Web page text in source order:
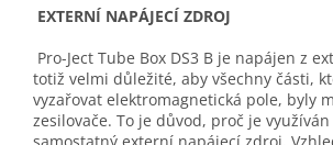
EXTERNÍ NAPÁJECÍ ZDROJ
Pro-Ject Tube Box DS3 B je napájen z
totiž velmi důležité, aby všechny části,
vyzařovat elektromagnetická pole, byly
zesilovače. To je důvod, proč je využíván